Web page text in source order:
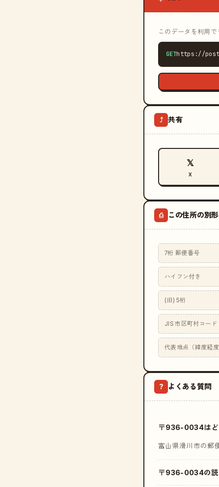
このデータを利用で
GEThttps://
⤴ 共有
𝕏
X
⎙ この住所の別
7桁 郵便番号
ハイフン付き
(旧) 5桁
JIS 市区町村コード
代表地点（緯度経度
? よくある質問
〒936-0034はど
富山県滑川市の郵
〒936-0034の読